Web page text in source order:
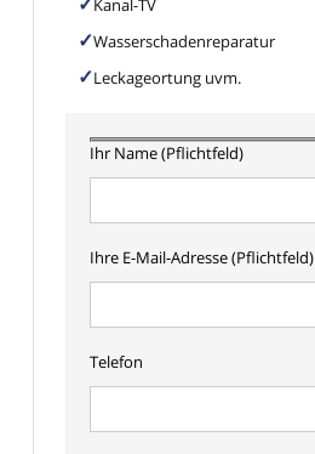
Kanal-TV
Wasserschadenreparatur
Leckageortung uvm.
Ihr Name (Pflichtfeld)
Ihre E-Mail-Adresse (Pflichtfeld)
Telefon